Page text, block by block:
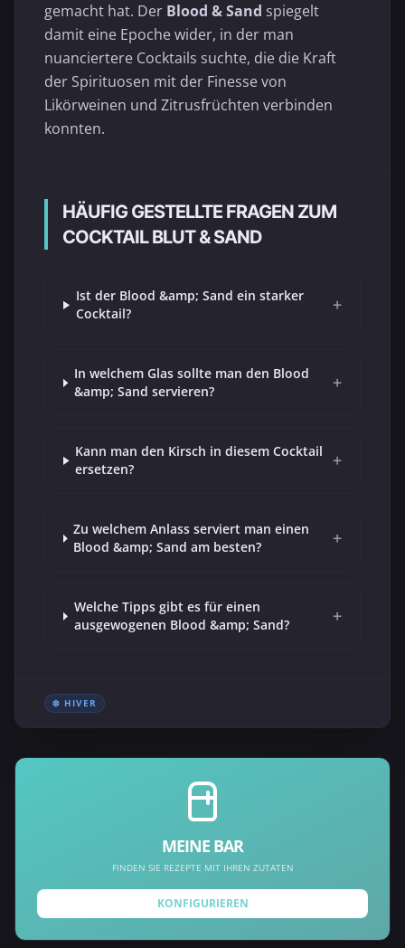
gemacht hat. Der Blood & Sand spiegelt
damit eine Epoche wider, in der man
nuanciertere Cocktails suchte, die die Kraft
der Spirituosen mit der Finesse von
Likörweinen und Zitrusfrüchten verbinden
konnten.
HÄUFIG GESTELLTE FRAGEN ZUM
COCKTAIL BLUT & SAND
Ist der Blood &amp; Sand ein starker
Cocktail?
+
In welchem Glas sollte man den Blood
&amp; Sand servieren?
+
Kann man den Kirsch in diesem Cocktail
ersetzen?
+
Zu welchem Anlass serviert man einen
Blood &amp; Sand am besten?
+
Welche Tipps gibt es für einen
ausgewogenen Blood &amp; Sand?
+
❄️ HIVER
MEINE BAR
FINDEN SIE REZEPTE MIT IHREN ZUTATEN
KONFIGURIEREN